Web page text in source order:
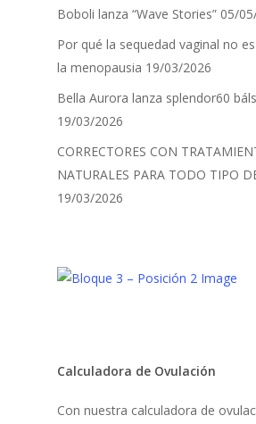
Boboli lanza “Wave Stories” 05/
Por qué la sequedad vaginal no
la menopausia 19/03/2026
Bella Aurora lanza splendor60
19/03/2026
CORRECTORES CON
NATURALES PARA TODO TIPO
19/03/2026
Calculadora de Ovulación
Con nuestra calculadora de